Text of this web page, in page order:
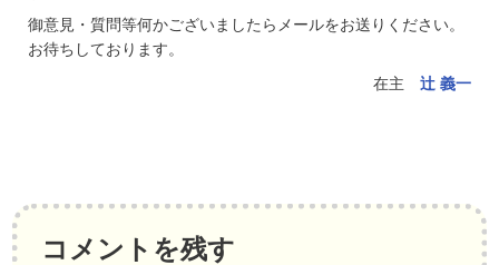
御意見・質問等何かございましたらメールをお送りください。
お待ちしております。
在主 辻 義一
コメントを残す